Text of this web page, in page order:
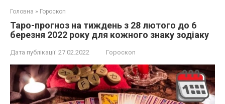
Головна » Гороскоп
Таро-прогноз на тиждень з 28 лютого до 6
березня 2022 року для кожного знаку зодіаку
Дата публікації: 27.02.2022 Гороскоп